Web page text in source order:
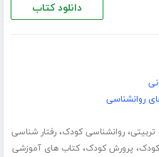
دانلود کتاب
روانشناسی
تربیتی،روانشناسی کودک،رفتار شناسی
، پرورش کودک،کتاب های آموزشی